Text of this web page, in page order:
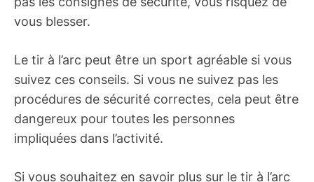
vous blesser.
Le tir à l’arc peut être un sport agréable si vous
suivez ces conseils. Si vous ne suivez pas les
procédures de sécurité correctes, cela peut être
dangereux pour toutes les personnes
impliquées dans l’activité.
Si vous souhaitez en savoir plus sur le tir à l’arc